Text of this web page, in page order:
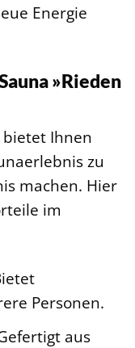
Energie
»Rieden
bietet Ihnen
zu
machen. Hier
im
Personen.
aus